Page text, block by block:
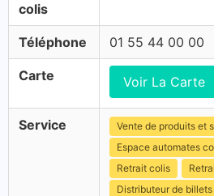
colis
Téléphone 01 55 44 00 00
Carte Voir La Carte
Service
Vente de produits et
Espace automates
Retrait colis
Distributeur de billets